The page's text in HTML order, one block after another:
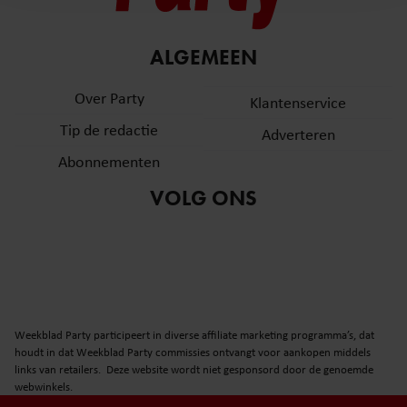
en om ons websiteverkeer te analyseren. Ook delen we
informatie over uw gebruik van onze site met onze
partners voor social media, adverteren en analyse. Deze
informatie die u aan ze heeft verstrekt of die ze hebben
gaat akkoord met onze cookies als u onze website blijft
gebruiken.
ALGEMEEN
Over Party
Tip de redactie
Abonnementen
Klantenservice
Adverteren
VOLG ONS
Weekblad Party participeert in diverse affiliate marketing programma’s, dat
houdt in dat Weekblad Party commissies ontvangt voor aankopen middels
links van retailers. Deze website wordt niet gesponsord door de genoemde
webwinkels.